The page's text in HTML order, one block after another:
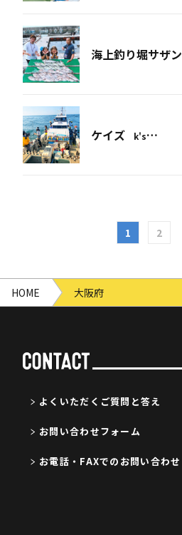
海上釣り堀サザン
ケイズ k's…
1 2
HOME 大阪府
よくいただくご質問と答え
お問い合わせフォーム
お電話・FAXでのお問い合わせ